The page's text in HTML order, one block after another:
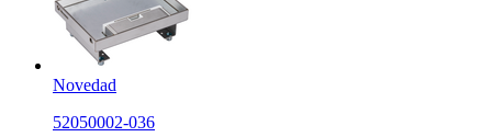
Novedad
52050002-036